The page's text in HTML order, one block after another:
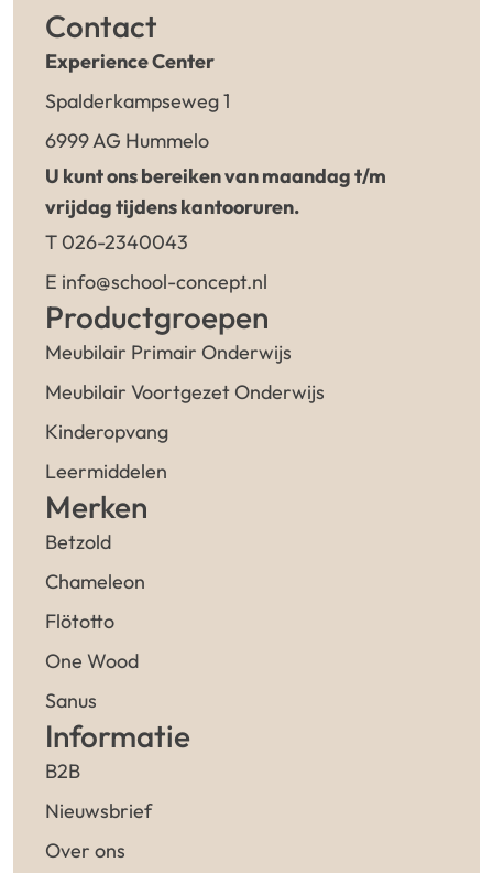
Contact
Experience Center
Spalderkampseweg 1
6999 AG Hummelo
U kunt ons bereiken van maandag t/m
vrijdag tijdens kantooruren.
T 026-2340043
E info@school-concept.nl
Productgroepen
Meubilair Primair Onderwijs
Meubilair Voortgezet Onderwijs
Kinderopvang
Leermiddelen
Merken
Betzold
Chameleon
Flötotto
One Wood
Sanus
Informatie
B2B
Nieuwsbrief
Over ons